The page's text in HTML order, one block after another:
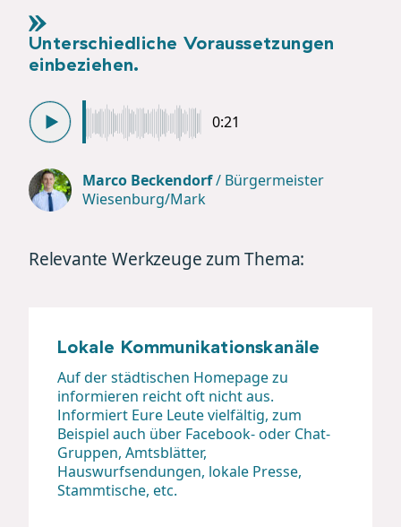
Unterschiedliche Voraussetzungen
einbeziehen.
0:21
Marco Beckendorf/ Bürgermeister
Wiesenburg/Mark
Relevante Werkzeuge zum Thema:
Lokale Kommunikationskanäle
Auf der städtischen Homepage zu
informieren reicht oft nicht aus.
Informiert Eure Leute vielfältig, zum
Beispiel auch über Facebook- oder Chat-
Gruppen, Amtsblätter,
Hauswurfsendungen, lokale Presse,
Stammtische, etc.